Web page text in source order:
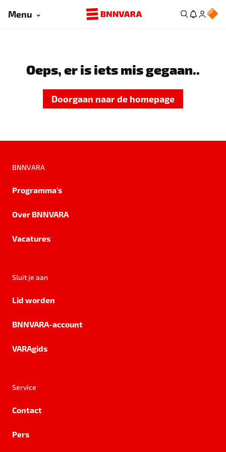
Menu
Oeps, er is iets mis gegaan..
Doorgaan naar de homepage
BNNVARA
Programma's
Over BNNVARA
Vacatures
Sluit je aan
Lid worden
BNNVARA-account
VARAgids
Service
Contact
Pers